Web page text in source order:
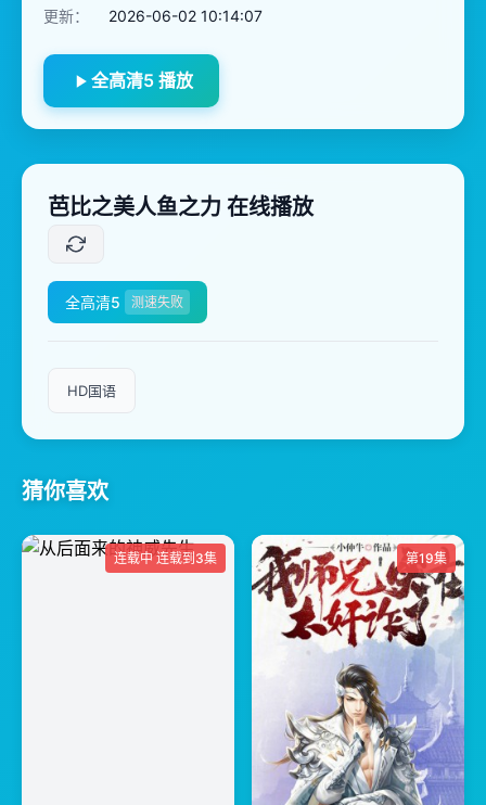
更新： 2026-06-02 10:14:07
全高清5 播放
芭比之美人鱼之力 在线播放
全高清5 测速失败
HD国语
猜你喜欢
连载中 连载到3集 第19集